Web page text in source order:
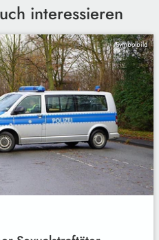
interessieren
Symbolbild